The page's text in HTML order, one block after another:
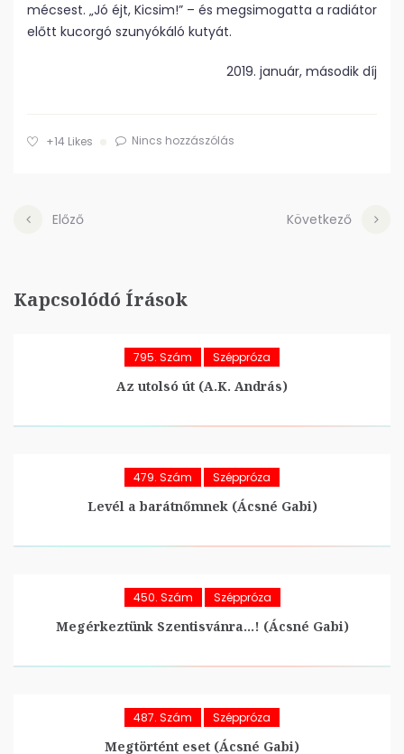
mécsest. „Jó éjt, Kicsim!” – és megsimogatta a radiátor
előtt kucorgó szunyókáló kutyát.
2019. január, második díj
+14 Likes Nincs hozzászólás
Előző Következő
Kapcsolódó Írások
795. Szám Széppróza
Az utolsó út (A.K. András)
479. Szám Széppróza
Levél a barátnőmnek (Ácsné Gabi)
450. Szám Széppróza
Megérkeztünk Szentisvánra…! (Ácsné Gabi)
487. Szám Széppróza
Megtörtént eset (Ácsné Gabi)